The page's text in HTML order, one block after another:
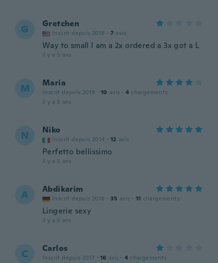
G Gretchen
Inscrit depuis 2018 · 7 avis
Way to small I am a 2x ordered a 3x got a L
il y a 5 ans
M Maria
Inscrit depuis 2019 · 10 avis · 4 chargements
il y a 5 ans
N Niko
Inscrit depuis 2014 · 12 avis
Perfetto bellissimo
il y a 5 ans
A Abdikarim
Inscrit depuis 2018 · 35 avis · 11 chargements
Lingerie sexy
il y a 5 ans
C Carlos
Inscrit depuis 2017 · 16 avis · 4 chargements